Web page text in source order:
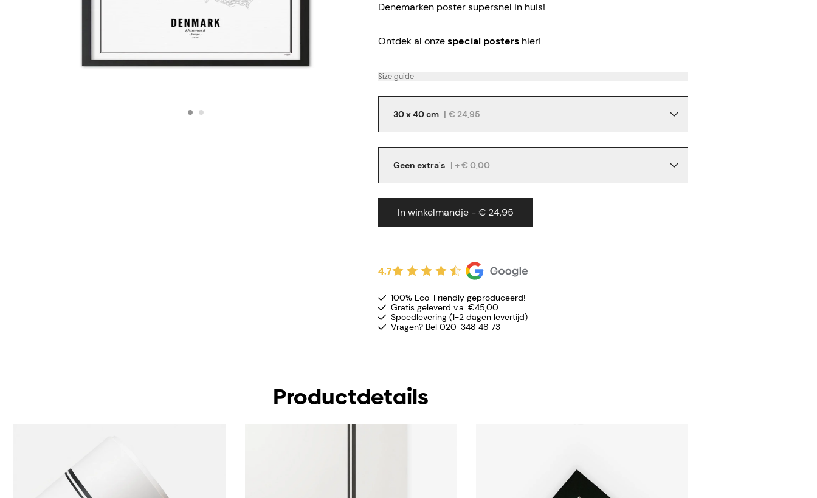
Denemarken poster supersnel in huis!
Ontdek al onzespecial posters hier!
Size guide
30 x 40 cm | € 24,95
Geen extra's | + € 0,00
In winkelmandje - € 24,95
4.7
100% Eco-Friendly geproduceerd!
Gratis geleverd v.a. €45,00
Spoedlevering (1-2 dagen levertijd)
Vragen? Bel 020-348 48 73
Productdetails